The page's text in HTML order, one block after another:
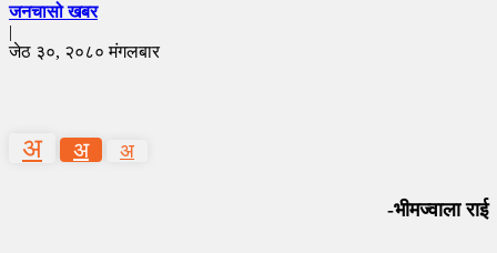
जनचासो खबर
|
जेठ ३०, २०८० मंगलबार
अ अ अ
-भीमज्वाला राई